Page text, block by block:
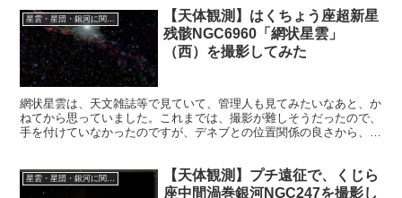
【天体観測】はくちょう座超新星
残骸NGC6960「網状星雲」
（西）を撮影してみた
網状星雲は、天文雑誌等で見ていて、管理人も見てみたいなあと、か
ねてから思っていました。これまでは、撮影が難しそうだったので、
手を付けていなかったのですが、デネブとの位置関係の良さから、撮
【天体観測】プチ遠征で、くじら
座中間渦巻銀河NGC247を撮影し